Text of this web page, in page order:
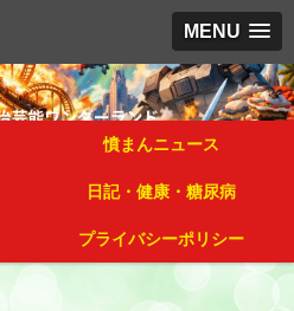
MENU
憤まんニュース
日記・健康・糖尿病
プライバシーポリシー